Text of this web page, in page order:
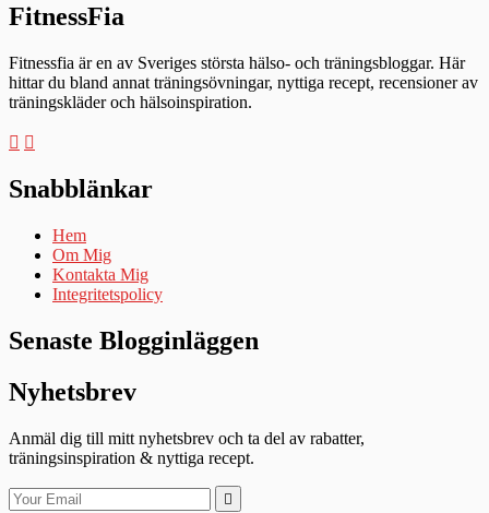
FitnessFia
Fitnessfia är en av Sveriges största hälso- och träningsbloggar. Här
hittar du bland annat träningsövningar, nyttiga recept, recensioner av
träningskläder och hälsoinspiration.
Snabblänkar
Hem
Om Mig
Kontakta Mig
Integritetspolicy
Senaste Blogginläggen
Nyhetsbrev
Anmäl dig till mitt nyhetsbrev och ta del av rabatter,
träningsinspiration & nyttiga recept.